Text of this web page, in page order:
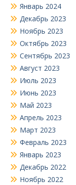
Январь 2024
Декабрь 2023
Ноябрь 2023
Октябрь 2023
Сентябрь 2023
Август 2023
Июль 2023
Июнь 2023
Май 2023
Апрель 2023
Март 2023
Февраль 2023
Январь 2023
Декабрь 2022
Ноябрь 2022